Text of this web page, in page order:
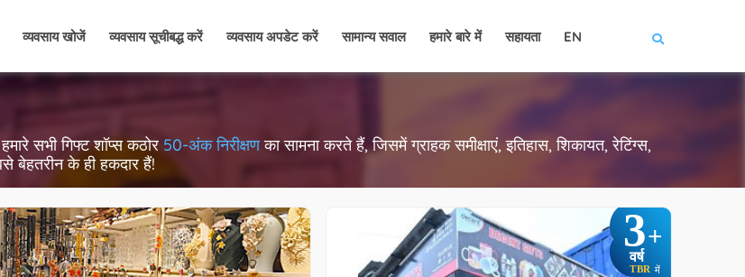
व्यवसाय खोजें व्यवसाय सूचीबद्ध करें व्यवसाय अपडेट करें सामान्य सवाल हमारे बारे में सहायता EN
सभी गिफ्ट शॉप्स कठोर 50-अंक निरीक्षणका सामना करते हैं, जिसमें ग्राहक समीक्षाएं, इतिहास, शिकायत, रेटिंग्स,
बेहतरीन के ही हकदार हैं!
3+
वर्ष
TBR में